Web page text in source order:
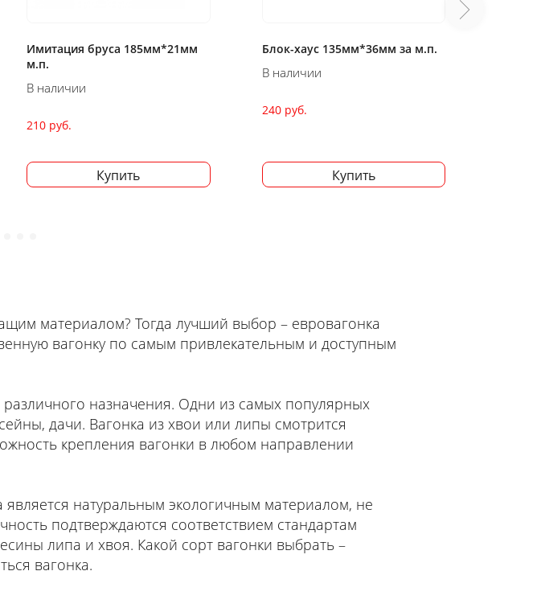
Блок-хаус 135мм*36мм за м.п.
В наличии
Купить
Блок-хаус 135мм*28мм за м.п.
В наличии
180 руб.
Купить
материалом? Тогда лучший выбор – евровагонка
вагонку по самым привлекательным и доступным
назначения. Одни из самых популярных
дачи. Вагонка из хвои или липы смотрится
крепления вагонки в любом направлении
натуральным экологичным материалом, не
подтверждаются соответствием стандартам
липа и хвоя. Какой сорт вагонки выбрать –
вагонка.